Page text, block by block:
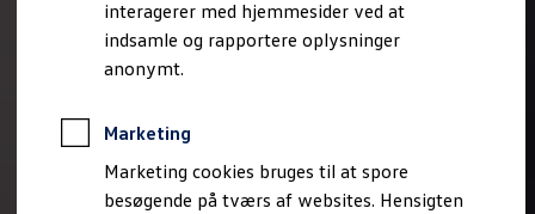
interagerer med hjemmesider ved at
indsamle og rapportere oplysninger
anonymt.
Marketing
Marketing cookies bruges til at spore
besøgende på tværs af websites. Hensigten
Service på elbiler
Prismatch
Fordele ved autoriseret værksted
Brugbar information
Servicefordele
Digitale ekstrafunktioner
Se tjenesterne til din model
Volkswagen-apps, login og shop
Forbind mobiltelefonen med bilen